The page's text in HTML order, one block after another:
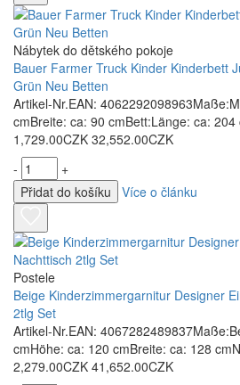
Nábytek do dětského pokoje
Bauer Farmer Truck Kinder Kinderbett
Grün Neu Betten
Artikel-Nr.EAN:
cmBreite: ca: 90 cmBett:Länge: ca: 204
1,729.00CZK 32,552.00CZK
-
+
Přidat do košíku
Více o článku
Postele
Beige Kinderzimmergarnitur Designer
2tlg Set
Artikel-Nr.EAN:
cmHöhe: ca: 120 cmBreite: ca: 128
2,279.00CZK 41,652.00CZK